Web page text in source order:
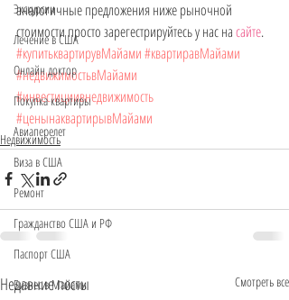
Экскурсии
Лечение в США
Онлайн доктор
Покупка квартиры
Авиаперелет
Виза в США
Ремонт
Гражданство США и РФ
Паспорт США
Бизнес в Майами
аналогичные предложения ниже рыночной
стоимости просто зарегестрируйтесь у нас на сайте.
#купитьквартирувМайами#квартиравМайами
#недвижимостьвМайами
#инвестициивнедвижимость
#ценынаквартирывМайами
Недвижимость
Недавние посты Смотреть все